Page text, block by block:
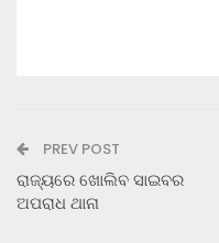
PREV POST
ରାଜ୍ୟରେ ଖୋଲିବ ସାଇବର
ଅପରାଧ ଥାନା